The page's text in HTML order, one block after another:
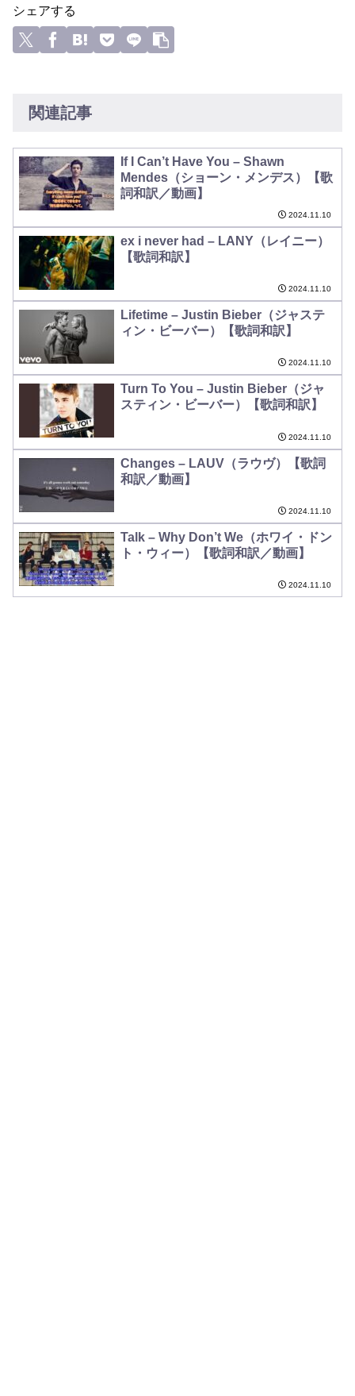
シェアする
関連記事
If I Can’t Have You – Shawn
Mendes（ショーン・メンデス）【歌
詞和訳／動画】
2024.11.10
ex i never had – LANY（レイニー）
【歌詞和訳】
2024.11.10
Lifetime – Justin Bieber（ジャステ
ィン・ビーバー）【歌詞和訳】
2024.11.10
Turn To You – Justin Bieber（ジャ
スティン・ビーバー）【歌詞和訳】
2024.11.10
Changes – LAUV（ラウヴ）【歌詞
和訳／動画】
2024.11.10
Talk – Why Don’t We（ホワイ・ドン
ト・ウィー）【歌詞和訳／動画】
2024.11.10